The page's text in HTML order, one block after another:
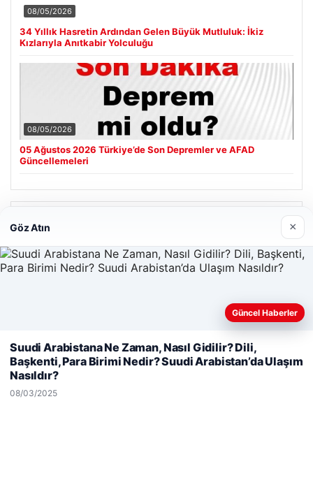
08/05/2026
34 Yıllık Hasretin Ardından Gelen Büyük Mutluluk: İkiz
Kızlarıyla Anıtkabir Yolculuğu
08/05/2026
05 Ağustos 2026 Türkiye’de Son Depremler ve AFAD
Güncellemeleri
deneyiminizi kişiselleştirmek ve geliştirmek amacıyla çerezler
kullanıyoruz.Çerez Politikamız
Göz Atın ×
Güncel Haberler
Suudi Arabistana Ne Zaman, Nasıl Gidilir? Dili,
Başkenti, Para Birimi Nedir? Suudi Arabistan’da Ulaşım
Nasıldır?
08/03/2025